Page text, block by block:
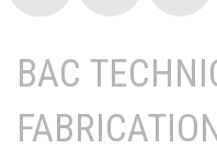
BAC